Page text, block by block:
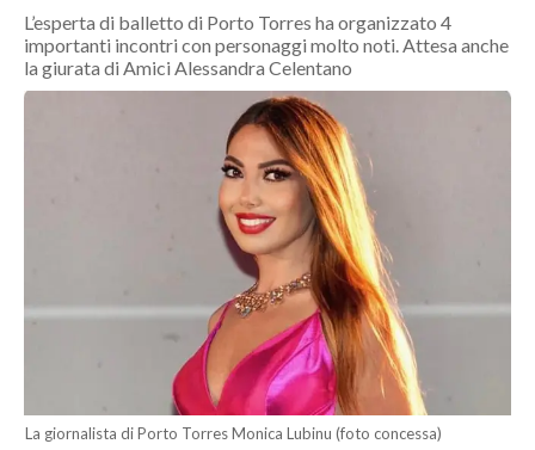
NUORO E PROVINCIA
OGLIASTRA
AGENDA
SERVIZI ALLE IMPRESE
LAVORO
L’esperta di balletto di Porto Torres ha organizzato 4
importanti incontri con personaggi molto noti. Attesa anche
la giurata di Amici Alessandra Celentano
La giornalista di Porto Torres Monica Lubinu (foto concessa)